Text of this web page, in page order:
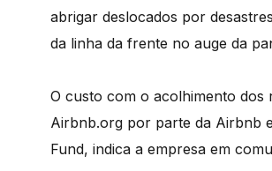
abrigar deslocados por
da linha da frente no auge da
O custo com o acolhimento dos
Airbnb.org por parte da Airbnb
Fund, indica a empresa em